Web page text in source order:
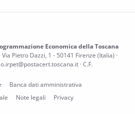
Economica della Toscana
Pietro Dazzi, 1 - 50141 Firenze (Italia) ·
· C.F.
Banca dati amministrativa
Note legali Privacy